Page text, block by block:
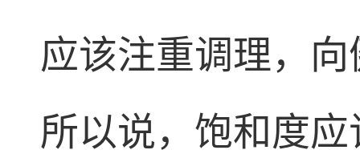
应该注重调理，
所以说，饱和度